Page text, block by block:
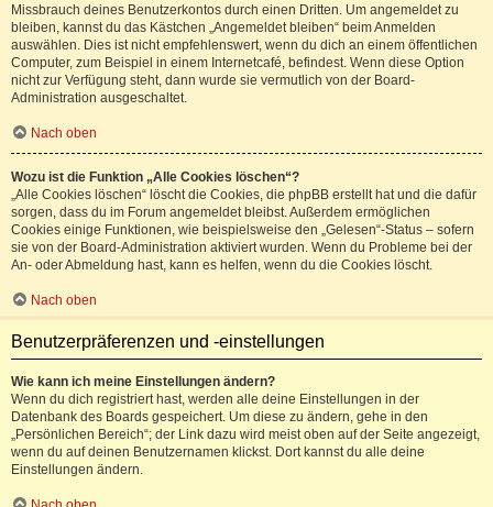
Missbrauch deines Benutzerkontos durch einen Dritten. Um angemeldet zu
bleiben, kannst du das Kästchen „Angemeldet bleiben“ beim Anmelden
auswählen. Dies ist nicht empfehlenswert, wenn du dich an einem öffentlichen
Computer, zum Beispiel in einem Internetcafé, befindest. Wenn diese Option
nicht zur Verfügung steht, dann wurde sie vermutlich von der Board-
Administration ausgeschaltet.
Nach oben
Wozu ist die Funktion „Alle Cookies löschen“?
„Alle Cookies löschen“ löscht die Cookies, die phpBB erstellt hat und die dafür
sorgen, dass du im Forum angemeldet bleibst. Außerdem ermöglichen
Cookies einige Funktionen, wie beispielsweise den „Gelesen“-Status – sofern
sie von der Board-Administration aktiviert wurden. Wenn du Probleme bei der
An- oder Abmeldung hast, kann es helfen, wenn du die Cookies löscht.
Nach oben
Benutzerpräferenzen und -einstellungen
Wie kann ich meine Einstellungen ändern?
Wenn du dich registriert hast, werden alle deine Einstellungen in der
Datenbank des Boards gespeichert. Um diese zu ändern, gehe in den
„Persönlichen Bereich“; der Link dazu wird meist oben auf der Seite angezeigt,
wenn du auf deinen Benutzernamen klickst. Dort kannst du alle deine
Einstellungen ändern.